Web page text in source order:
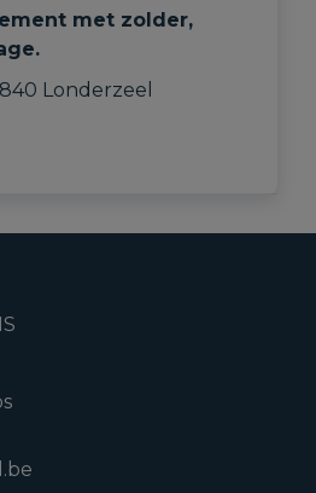
met zolder,
Londerzeel